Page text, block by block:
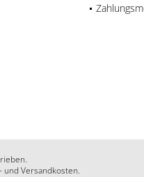
Versandkosten.